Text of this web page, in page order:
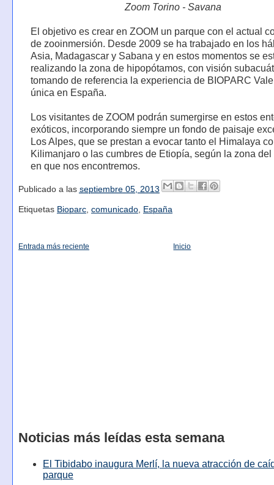
Zoom Torino - Savana
El objetivo es crear en ZOOM un parque con el actual
de zooinmersión. Desde 2009 se ha trabajado en los
Asia, Madagascar y Sabana y en estos momentos se
realizando la zona de hipopótamos, con visión
tomando de referencia la experiencia de BIOPARC
única en España.
Los visitantes de ZOOM podrán sumergirse en estos
exóticos, incorporando siempre un fondo de paisaje
Los Alpes, que se prestan a evocar tanto el Himalaya
Kilimanjaro o las cumbres de Etiopía, según la zona del
en que nos encontremos.
Publicado a las septiembre 05, 2013
Etiquetas Bioparc, comunicado, España
Entrada más reciente Inicio
Noticias más leídas esta semana
El Tibidabo inaugura Merlí, la nueva atracción de
parque